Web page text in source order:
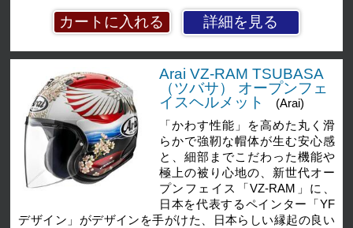
詳細を見る
Arai VZ-RAM TSUBASA
（ツバサ） オープンフェ
イスヘルメット
(Arai)
「かわす性能」を高めた丸く滑
らかで強靭な帽体が生む安心感
と、細部までこだわった機能や
極上の被り心地の、新世代オー
プンフェイス「VZ-RAM」に、
日本を代表するペインター「YF
デザイン」がデザインを手がけた、日本らしい縁起の良い